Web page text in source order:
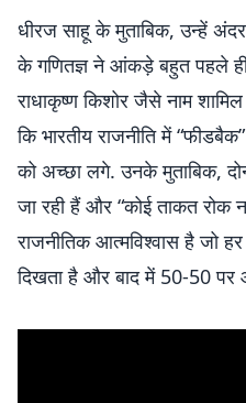
धीरज साहू के मुताबिक, उन्हें
के गणितज्ञ ने आंकड़े बहुत पहले
राधाकृष्ण किशोर जैसे नाम
कि भारतीय राजनीति में
को अच्छा लगे. उनके मुताबिक,
जा रही हैं और “कोई ताकत रोक
राजनीतिक आत्मविश्वास है जो
दिखता है और बाद में 50-50